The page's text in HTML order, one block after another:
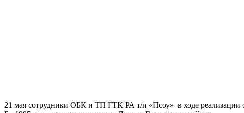
21 мая сотрудники ОБК и ТП ГТК РА т/п «Псоу» в ходе реализации